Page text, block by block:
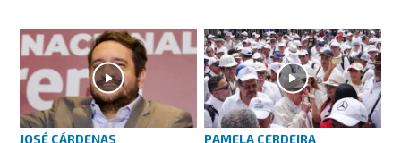
JOSÉ CÁRDENAS
PAMELA CERDEIRA